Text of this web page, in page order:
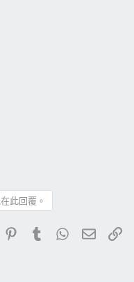
此回覆。
PinterestTumblrWhatsApp
電子